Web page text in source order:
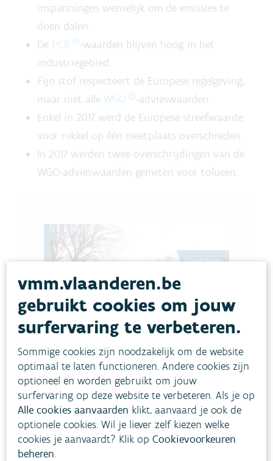
inspanningen wenselijk om de emissies te
doen dalen.
De PCB
-waarden blijven hoog in het
industriegebied.
Fijn stof respecteert de Europese regelgeving,
maar niet alle WGO
-advieswaarden.
Enkel in 2017 werd de Europese streefwaarde
voor nikkel op één meetplaats overschreden.
In 2017 werden twee overschrijdingen van de
WGO-advieswaarden gemeten voor tolueen.
vmm.vlaanderen.be
gebruikt cookies om jouw
surfervaring te verbeteren.
Sommige cookies zijn noodzakelijk om de website
optimaal te laten functioneren. Andere cookies zijn
optioneel en worden gebruikt om jouw
surfervaring op deze website te verbeteren. Als je op
Alle cookies aanvaarden klikt, aanvaard je ook de
optionele cookies. Wil je liever zelf kiezen welke
cookies je aanvaardt? Klik opCookievoorkeuren
beheren.